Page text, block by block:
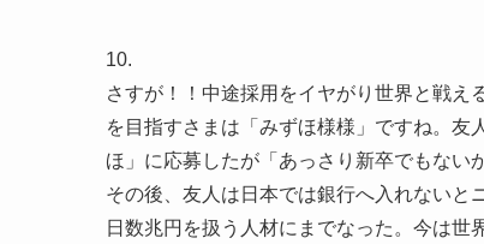
10.
さすが！！中途採用をイヤがり世界と戦え
を目指すさまは「みずほ様様」ですね。
ほ」に応募したが「あっさり新卒でもない
その後、友人は日本では銀行へ入れないと
日数兆円を扱う人材にまでなった。今は